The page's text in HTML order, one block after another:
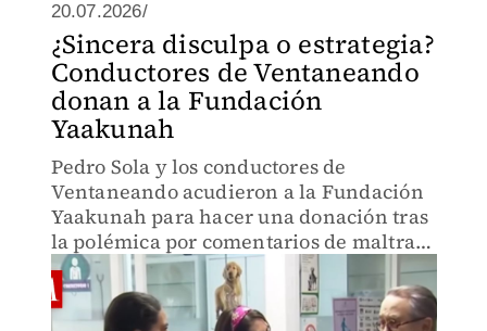
20.07.2026/
¿Sincera disculpa o estrategia?
Conductores de Ventaneando
donan a la Fundación
Yaakunah
Pedro Sola y los conductores de
Ventaneando acudieron a la Fundación
Yaakunah para hacer una donación tras
la polémica por comentarios de maltrato
animal. En este video analizamos la
reacción del conductor al acariciar a
perros rescatados.